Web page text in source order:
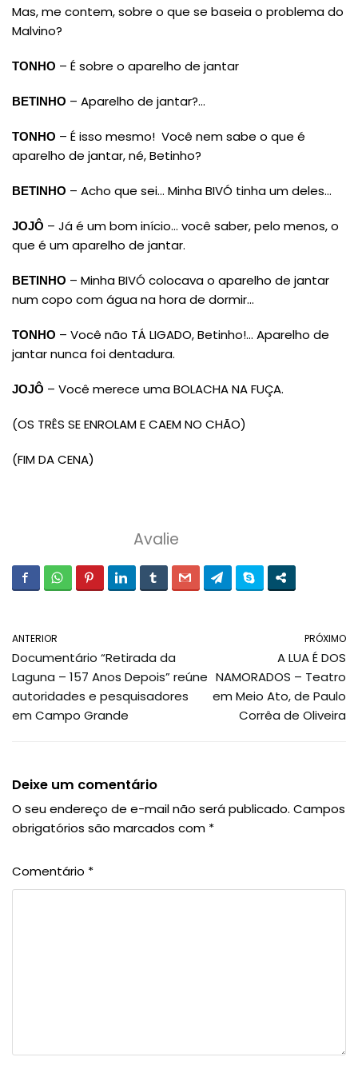
Mas, me contem, sobre o que se baseia o problema do
Malvino?
TONHO – É sobre o aparelho de jantar
BETINHO – Aparelho de jantar?…
TONHO – É isso mesmo! Você nem sabe o que é
aparelho de jantar, né, Betinho?
BETINHO – Acho que sei… Minha BIVÓ tinha um deles…
JOJÔ – Já é um bom início… você saber, pelo menos, o
que é um aparelho de jantar.
BETINHO – Minha BIVÓ colocava o aparelho de jantar
num copo com água na hora de dormir…
TONHO – Você não TÁ LIGADO, Betinho!… Aparelho de
jantar nunca foi dentadura.
JOJÔ – Você merece uma BOLACHA NA FUÇA.
(OS TRÊS SE ENROLAM E CAEM NO CHÃO)
(FIM DA CENA)
Avalie
ANTERIOR
Documentário “Retirada da
Laguna – 157 Anos Depois” reúne
autoridades e pesquisadores
em Campo Grande
PRÓXIMO
A LUA É DOS
NAMORADOS – Teatro
em Meio Ato, de Paulo
Corrêa de Oliveira
Deixe um comentário
O seu endereço de e-mail não será publicado. Campos
obrigatórios são marcados com *
Comentário *